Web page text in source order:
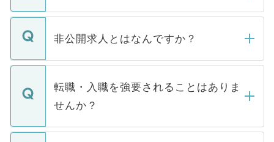
ご登録いただきましたら、弊社担当者がご
登録内容を確認し、その後メールもしくは
ます。通常、5営業日以内にはご連絡をせて
いただきますので、しばらくお待ちくださ
い。
非公開求人とはなんですか？
マイナビDOCTORで取り扱っている求人の
うち約3割は、Webサイトからご覧いただ
けない「非公開求人」です。非公開求人は
下記の理由によって、一般には公開してい
ません。
転職・入職を強要されることはありま
せんか？
転職・入職を強要することは一切ありませ